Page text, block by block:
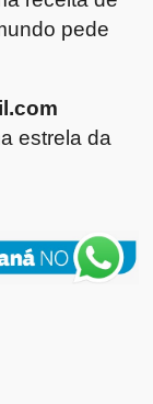
pede
estrela da